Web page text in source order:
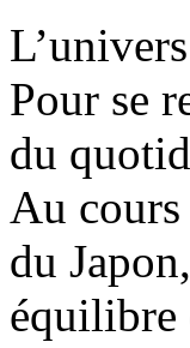
Pour se
du
Au cours
du
équilibre